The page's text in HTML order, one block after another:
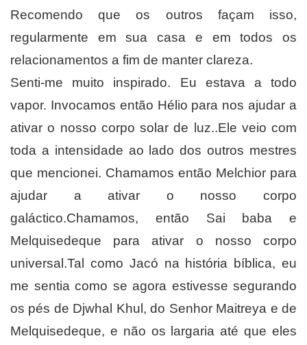
Recomendo que os outros façam isso,
regularmente em sua casa e em todos os
relacionamentos a fim de manter clareza.
Senti-me muito inspirado. Eu estava a todo
vapor. Invocamos então Hélio para nos ajudar a
ativar o nosso corpo solar de luz..Ele veio com
toda a intensidade ao lado dos outros mestres
que mencionei. Chamamos então Melchior para
ajudar a ativar o nosso corpo
galáctico.Chamamos, então Sai baba e
Melquisedeque para ativar o nosso corpo
universal.Tal como Jacó na história bíblica, eu
me sentia como se agora estivesse segurando
os pés de Djwhal Khul, do Senhor Maitreya e de
Melquisedeque, e não os largaria até que eles